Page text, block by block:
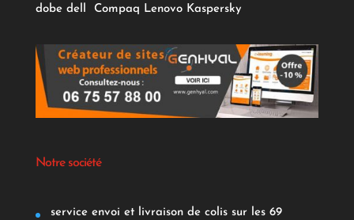
dobe dell Compaq Lenovo Kaspersky
Notre société
service envoi et livraison de colis sur les 69